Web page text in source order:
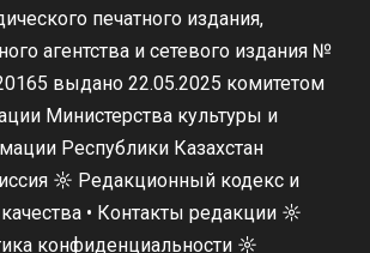
печатного издания,
агентства и сетевого издания №
выдано 22.05.2025 комитетом
Министерства культуры и
Республики Казахстан
☼ Редакционный кодекс и
• Контакты редакции☼
конфиденциальности ☼